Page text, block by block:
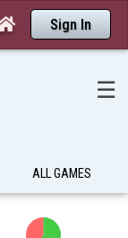
Sign In
☰
ALL GAMES